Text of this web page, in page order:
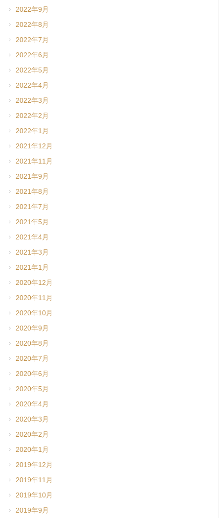
2022年9月
2022年8月
2022年7月
2022年6月
2022年5月
2022年4月
2022年3月
2022年2月
2022年1月
2021年12月
2021年11月
2021年9月
2021年8月
2021年7月
2021年5月
2021年4月
2021年3月
2021年1月
2020年12月
2020年11月
2020年10月
2020年9月
2020年8月
2020年7月
2020年6月
2020年5月
2020年4月
2020年3月
2020年2月
2020年1月
2019年12月
2019年11月
2019年10月
2019年9月